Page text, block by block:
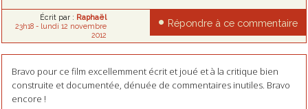
Écrit par : Raphaël
23h18- lundi 12 novembre
2012
Répondre à ce commentaire
Bravo pour ce film excellemment écrit et joué et à la critique bien
construite et documentée, dénuée de commentaires inutiles. Bravo
encore !